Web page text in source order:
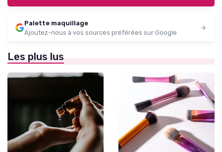
Palette maquillage
Ajoutez-nous à vos sources préférées sur Google
Les plus lus